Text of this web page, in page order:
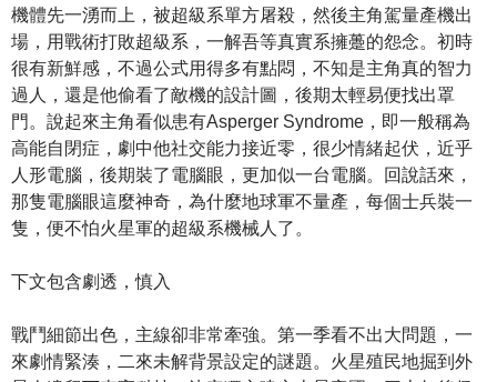
機體先一湧而上，被超級系單方屠殺，然後主角駕量產機出
場，用戰術打敗超級系，一解吾等真實系擁躉的怨念。初時
很有新鮮感，不過公式用得多有點悶，不知是主角真的智力
過人，還是他偷看了敵機的設計圖，後期太輕易便找出罩
門。說起來主角看似患有Asperger Syndrome，即一般稱為
高能自閉症，劇中他社交能力接近零，很少情緒起伏，近乎
人形電腦，後期裝了電腦眼，更加似一台電腦。回說話來，
那隻電腦眼這麼神奇，為什麼地球軍不量產，每個士兵裝一
隻，便不怕火星軍的超級系機械人了。
下文包含劇透，慎入
戰鬥細節出色，主線卻非常牽強。第一季看不出大問題，一
來劇情緊湊，二來未解背景設定的謎題。火星殖民地掘到外